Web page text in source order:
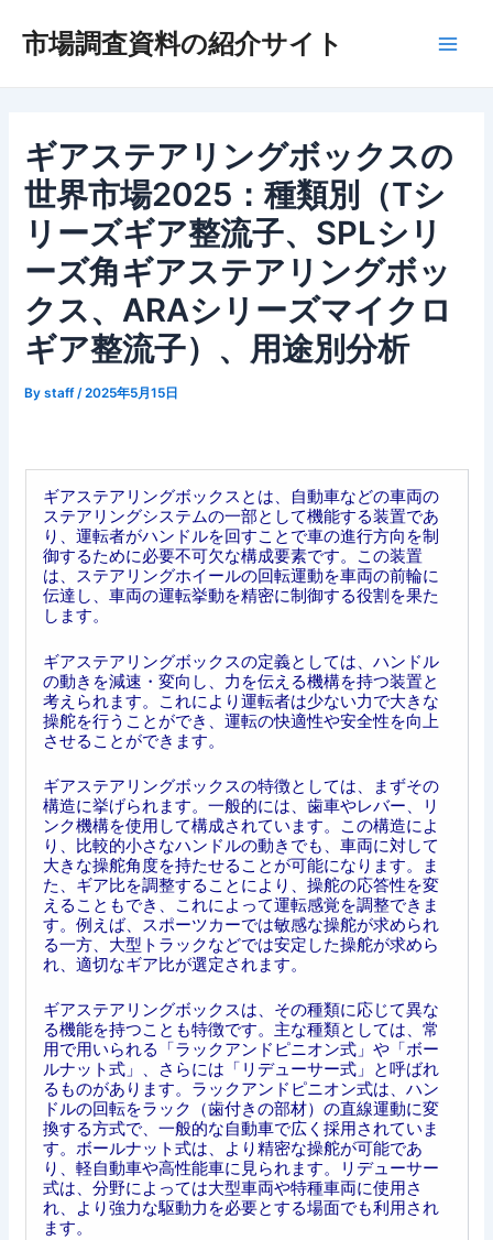
市場調査資料の紹介サイト
ギアステアリングボックスの
世界市場2025：種類別（Tシ
リーズギア整流子、SPLシリ
ーズ角ギアステアリングボッ
クス、ARAシリーズマイクロ
ギア整流子）、用途別分析
Bystaff /2025年5月15日
ギアステアリングボックスとは、自動車などの車両の
ステアリングシステムの一部として機能する装置であ
り、運転者がハンドルを回すことで車の進行方向を制
御するために必要不可欠な構成要素です。この装置
は、ステアリングホイールの回転運動を車両の前輪に
伝達し、車両の運転挙動を精密に制御する役割を果た
します。
ギアステアリングボックスの定義としては、ハンドル
の動きを減速・変向し、力を伝える機構を持つ装置と
考えられます。これにより運転者は少ない力で大きな
操舵を行うことができ、運転の快適性や安全性を向上
させることができます。
ギアステアリングボックスの特徴としては、まずその
構造に挙げられます。一般的には、歯車やレバー、リ
ンク機構を使用して構成されています。この構造によ
り、比較的小さなハンドルの動きでも、車両に対して
大きな操舵角度を持たせることが可能になります。ま
た、ギア比を調整することにより、操舵の応答性を変
えることもでき、これによって運転感覚を調整できま
す。例えば、スポーツカーでは敏感な操舵が求められ
る一方、大型トラックなどでは安定した操舵が求めら
れ、適切なギア比が選定されます。
ギアステアリングボックスは、その種類に応じて異な
る機能を持つことも特徴です。主な種類としては、常
用で用いられる「ラックアンドピニオン式」や「ボー
ルナット式」、さらには「リデューサー式」と呼ばれ
るものがあります。ラックアンドピニオン式は、ハン
ドルの回転をラック（歯付きの部材）の直線運動に変
換する方式で、一般的な自動車で広く採用されていま
す。ボールナット式は、より精密な操舵が可能であ
り、軽自動車や高性能車に見られます。リデューサー
式は、分野によっては大型車両や特種車両に使用さ
れ、より強力な駆動力を必要とする場面でも利用され
ます。